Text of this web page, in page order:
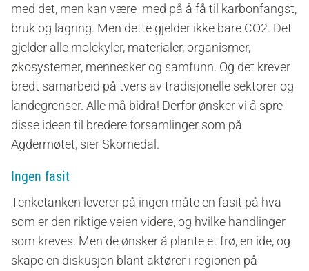
med det, men kan være med på å få til karbonfangst,
bruk og lagring. Men dette gjelder ikke bare CO2. Det
gjelder alle molekyler, materialer, organismer,
økosystemer, mennesker og samfunn. Og det krever
bredt samarbeid på tvers av tradisjonelle sektorer og
landegrenser. Alle må bidra! Derfor ønsker vi å spre
disse ideen til bredere forsamlinger som på
Agdermøtet, sier Skomedal.
Ingen fasit
Tenketanken leverer på ingen måte en fasit på hva
som er den riktige veien videre, og hvilke handlinger
som kreves. Men de ønsker å plante et frø, en ide, og
skape en diskusjon blant aktører i regionen på